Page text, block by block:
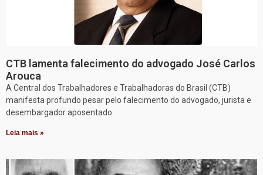
CTB lamenta falecimento do advogado José Carlos
Arouca
A Central dos Trabalhadores e Trabalhadoras do Brasil (CTB)
manifesta profundo pesar pelo falecimento do advogado, jurista e
desembargador aposentado
Leia mais »